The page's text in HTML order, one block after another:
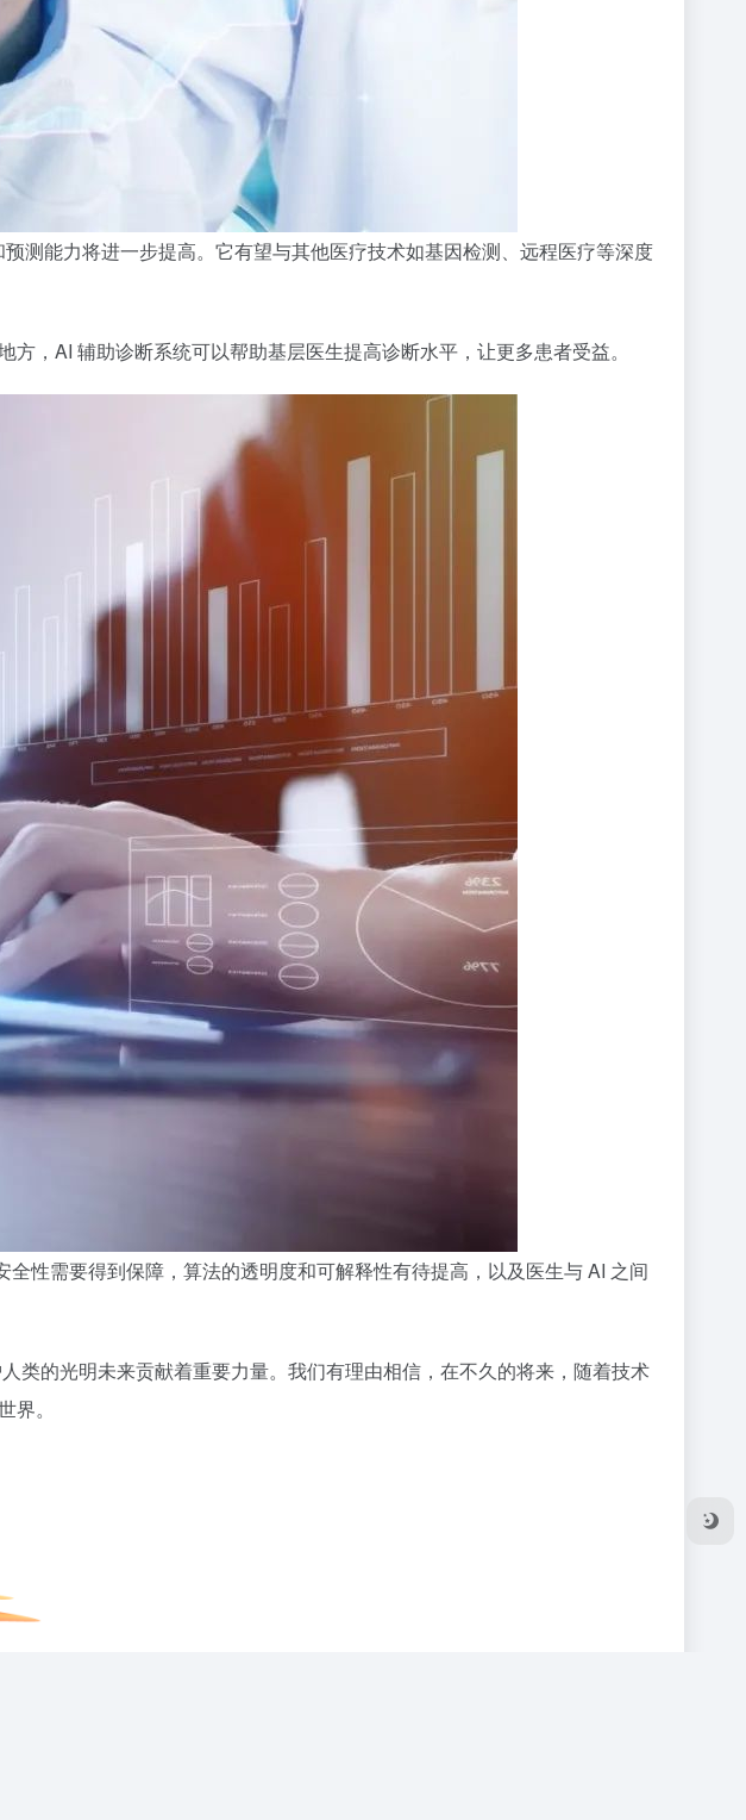
测能力将进一步提高。它有望与其他医疗技术如基因检测、远程医疗等深度
，AI 辅助诊断系统可以帮助基层医生提高诊断水平，让更多患者受益。
性需要得到保障，算法的透明度和可解释性有待提高，以及医生与 AI 之间
类的光明未来贡献着重要力量。我们有理由相信，在不久的将来，随着技术
。